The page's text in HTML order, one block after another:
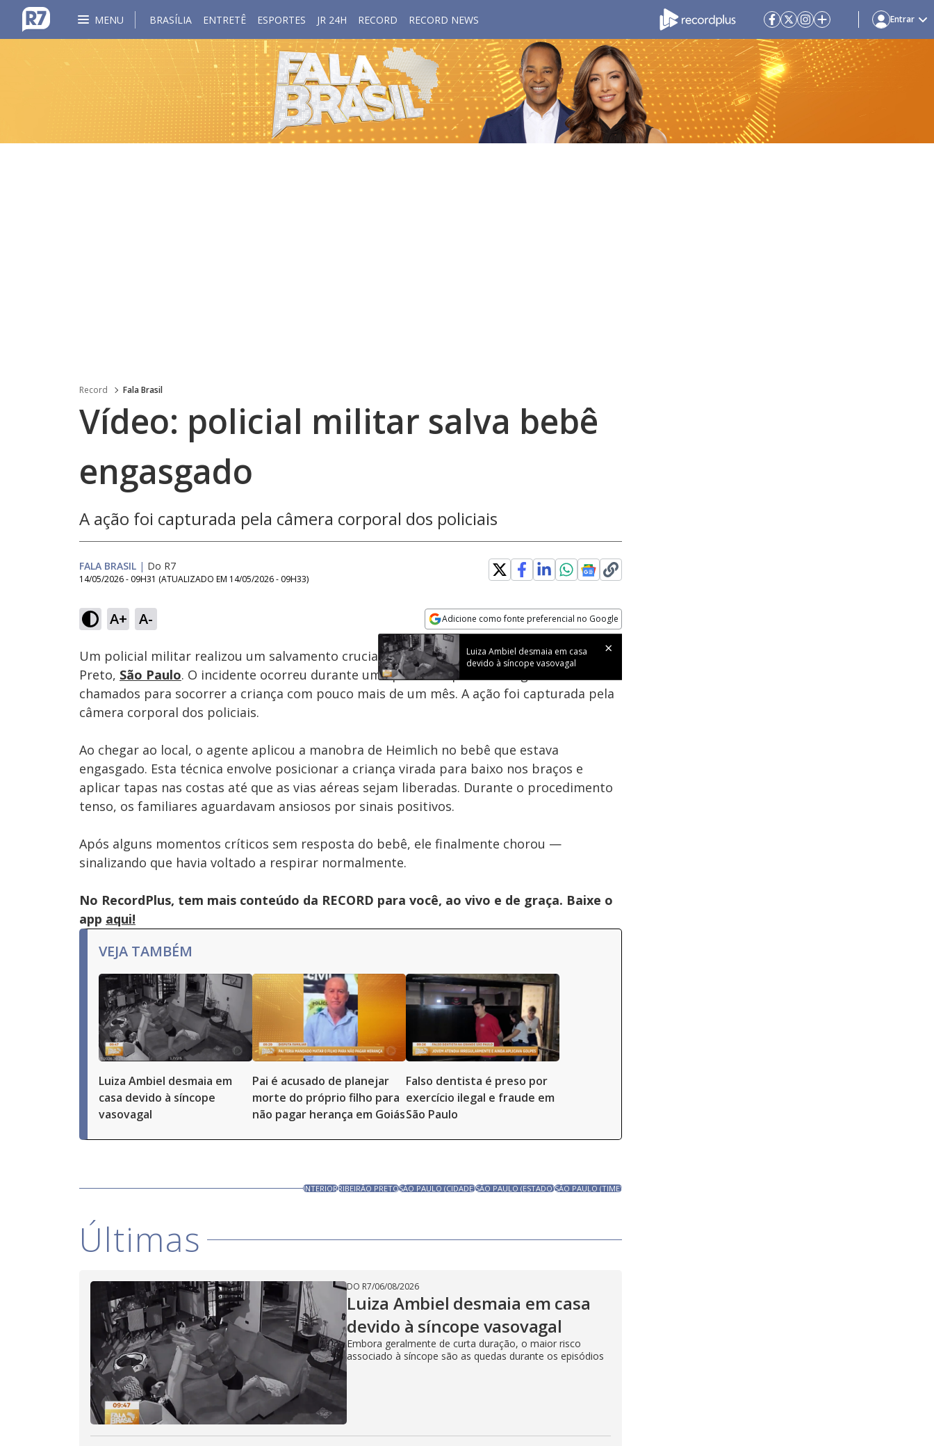
MENU BRASÍLIA ENTRETÊ ESPORTES JR 24H RECORD RECORD NEWS Entrar
Record Fala Brasil
Vídeo: policial militar salva bebê
engasgado
A ação foi capturada pela câmera corporal dos policiais
FALA BRASIL | Do R7
14/05/2026 - 09H31 (ATUALIZADO EM 14/05/2026 - 09H33)
A+ A- Adicione como fonte preferencial no Google
Opens in new window
Luiza Ambiel desmaia em casa
devido à síncope vasovagal
Ativar
Som
Velocidade
Um policial militar realizou um salvamento crucial ao desengasgar um bebê em Ribeirão
Preto, São Paulo. O incidente ocorreu durante uma patrulha quando os agentes foram
chamados para socorrer a criança com pouco mais de um mês. A ação foi capturada pela
câmera corporal dos policiais.
Ao chegar ao local, o agente aplicou a manobra de Heimlich no bebê que estava
engasgado. Esta técnica envolve posicionar a criança virada para baixo nos braços e
aplicar tapas nas costas até que as vias aéreas sejam liberadas. Durante o procedimento
tenso, os familiares aguardavam ansiosos por sinais positivos.
Após alguns momentos críticos sem resposta do bebê, ele finalmente chorou —
sinalizando que havia voltado a respirar normalmente.
No RecordPlus, tem mais conteúdo da RECORD para você, ao vivo e de graça. Baixe o
app aqui!
VEJA TAMBÉM
Luiza Ambiel desmaia em
casa devido à síncope
vasovagal
Pai é acusado de planejar
morte do próprio filho para
não pagar herança em Goiás
Falso dentista é preso por
exercício ilegal e fraude em
São Paulo
INTERIORRIBEIRÃO PRETOSÃO PAULO (CIDADE)SÃO PAULO (ESTADO)SÃO PAULO (TIME)
Últimas
DO R7/06/08/2026
Luiza Ambiel desmaia em casa
devido à síncope vasovagal
Embora geralmente de curta duração, o maior risco
associado à síncope são as quedas durante os episódios